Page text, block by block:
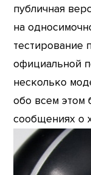
публичная
на
тестирование
официальной
несколько
обо всем этом
сообщениях о